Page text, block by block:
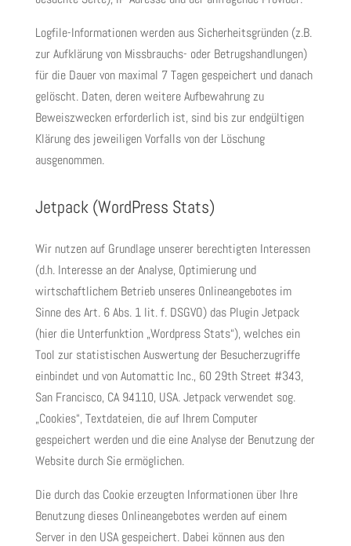
Logfile-Informationen werden aus Sicherheitsgründen (z.B.
zur Aufklärung von Missbrauchs- oder Betrugshandlungen)
für die Dauer von maximal 7 Tagen gespeichert und danach
gelöscht. Daten, deren weitere Aufbewahrung zu
Beweiszwecken erforderlich ist, sind bis zur endgültigen
Klärung des jeweiligen Vorfalls von der Löschung
ausgenommen.
Jetpack (WordPress Stats)
Wir nutzen auf Grundlage unserer berechtigten Interessen
(d.h. Interesse an der Analyse, Optimierung und
wirtschaftlichem Betrieb unseres Onlineangebotes im
Sinne des Art. 6 Abs. 1 lit. f. DSGVO) das Plugin Jetpack
(hier die Unterfunktion „Wordpress Stats“), welches ein
Tool zur statistischen Auswertung der Besucherzugriffe
einbindet und von Automattic Inc., 60 29th Street #343,
San Francisco, CA 94110, USA. Jetpack verwendet sog.
„Cookies“, Textdateien, die auf Ihrem Computer
gespeichert werden und die eine Analyse der Benutzung der
Website durch Sie ermöglichen.
Die durch das Cookie erzeugten Informationen über Ihre
Benutzung dieses Onlineangebotes werden auf einem
Server in den USA gespeichert. Dabei können aus den